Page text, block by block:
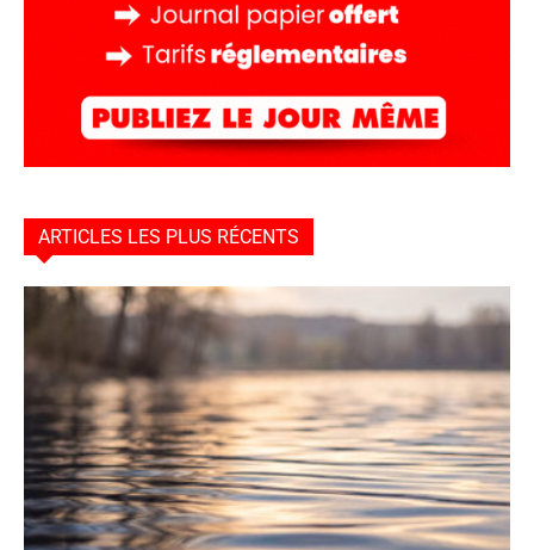
ARTICLES LES PLUS RÉCENTS